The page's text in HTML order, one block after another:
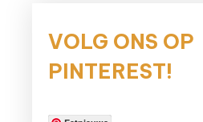
VOLG ONS OP
PINTEREST!